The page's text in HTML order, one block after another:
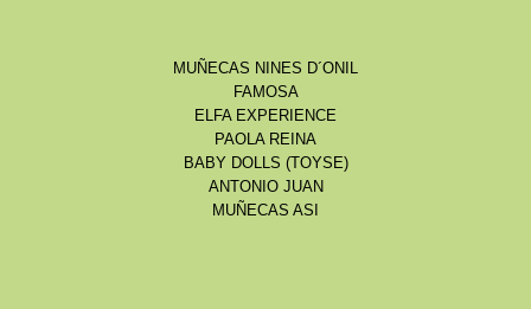
MUÑECAS NINES D´ONIL
FAMOSA
ELFA EXPERIENCE
PAOLA REINA
BABY DOLLS (TOYSE)
ANTONIO JUAN
MUÑECAS ASI